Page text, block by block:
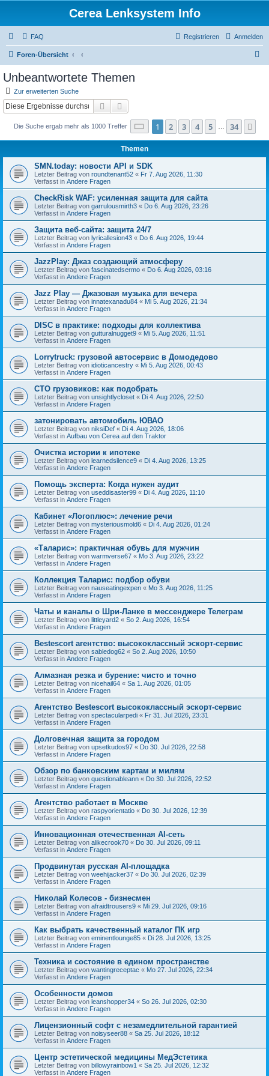
Cerea Lenksystem Info
FAQ Anmelden
Registrieren
Foren-Übersicht
Unbeantwortete Themen
Zur erweiterten Suche
Suche
Die Suche ergab mehr als 1000 Treffer Seite 1von 34
1 2 3 4 5 34
Themen
SMN.today: новости API и SDK
Letzter Beitrag von roundtenant52 « Fr 7. Aug 2026, 11:30
Verfasst in Andere Fragen
CheckRisk WAF: усиленная защита для сайта
Letzter Beitrag von garrulousmirth3 « Do 6. Aug 2026, 23:26
Verfasst in Andere Fragen
Защита веб-сайта: защита 24/7
Letzter Beitrag von lyricallesion43 « Do 6. Aug 2026, 19:44
Verfasst in Andere Fragen
JazzPlay: Джаз создающий атмосферу
Letzter Beitrag von fascinatedsermo « Do 6. Aug 2026, 03:16
Verfasst in Andere Fragen
Jazz Play — Джазовая музыка для вечера
Letzter Beitrag von innatexanadu84 « Mi 5. Aug 2026, 21:34
Verfasst in Andere Fragen
DISC в практике: подходы для коллектива
Letzter Beitrag von gutturalnugget9 « Mi 5. Aug 2026, 11:51
Verfasst in Andere Fragen
Lorrytruck: грузовой автосервис в Домодедово
Letzter Beitrag von idioticancestry « Mi 5. Aug 2026, 00:43
Verfasst in Andere Fragen
СТО грузовиков: как подобрать
Letzter Beitrag von unsightlycloset « Di 4. Aug 2026, 22:50
Verfasst in Andere Fragen
затонировать автомобиль ЮВАО
Letzter Beitrag von niksiDef « Di 4. Aug 2026, 18:06
Verfasst in Aufbau von Cerea auf den Traktor
Очистка истории к ипотеке
Letzter Beitrag von learnedsilence9 « Di 4. Aug 2026, 13:25
Verfasst in Andere Fragen
Помощь эксперта: Когда нужен аудит
Letzter Beitrag von useddisaster99 « Di 4. Aug 2026, 11:10
Verfasst in Andere Fragen
Кабинет «Логоплюс»: лечение речи
Letzter Beitrag von mysteriousmold6 « Di 4. Aug 2026, 01:24
Verfasst in Andere Fragen
«Таларис»: практичная обувь для мужчин
Letzter Beitrag von warmverse67 « Mo 3. Aug 2026, 23:22
Verfasst in Andere Fragen
Коллекция Таларис: подбор обуви
Letzter Beitrag von nauseatingexpen « Mo 3. Aug 2026, 11:25
Verfasst in Andere Fragen
Чаты и каналы о Шри-Ланке в мессенджере Телеграм
Letzter Beitrag von littleyard2 « So 2. Aug 2026, 16:54
Verfasst in Andere Fragen
Bestescort агентство: высококлассный эскорт-сервис
Letzter Beitrag von sabledog62 « So 2. Aug 2026, 10:50
Verfasst in Andere Fragen
Алмазная резка и бурение: чисто и точно
Letzter Beitrag von nicehail64 « Sa 1. Aug 2026, 01:05
Verfasst in Andere Fragen
Агентство Bestescort высококлассный эскорт-сервис
Letzter Beitrag von spectacularpedi « Fr 31. Jul 2026, 23:31
Verfasst in Andere Fragen
Долговечная защита за городом
Letzter Beitrag von upsetkudos97 « Do 30. Jul 2026, 22:58
Verfasst in Andere Fragen
Обзор по банковским картам и милям
Letzter Beitrag von questionableann « Do 30. Jul 2026, 22:52
Verfasst in Andere Fragen
Агентство работает в Москве
Letzter Beitrag von raspyorientatio « Do 30. Jul 2026, 12:39
Verfasst in Andere Fragen
Инновационная отечественная AI-сеть
Letzter Beitrag von alikecrook70 « Do 30. Jul 2026, 09:11
Verfasst in Andere Fragen
Продвинутая русская AI-площадка
Letzter Beitrag von weehijacker37 « Do 30. Jul 2026, 02:39
Verfasst in Andere Fragen
Николай Колесов - бизнесмен
Letzter Beitrag von afraidtrousers9 « Mi 29. Jul 2026, 09:16
Verfasst in Andere Fragen
Как выбрать качественный каталог ПК игр
Letzter Beitrag von eminentlounge85 « Di 28. Jul 2026, 13:25
Verfasst in Andere Fragen
Техника и состояние в едином пространстве
Letzter Beitrag von wantingreceptac « Mo 27. Jul 2026, 22:34
Verfasst in Andere Fragen
Особенности домов
Letzter Beitrag von leanshopper34 « So 26. Jul 2026, 02:30
Verfasst in Andere Fragen
Лицензионный софт с незамедлительной гарантией
Letzter Beitrag von noisyseer88 « Sa 25. Jul 2026, 18:12
Verfasst in Andere Fragen
Центр эстетической медицины МедЭстетика
Letzter Beitrag von billowyrainbow1 « Sa 25. Jul 2026, 12:32
Verfasst in Andere Fragen